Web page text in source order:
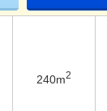
240m2